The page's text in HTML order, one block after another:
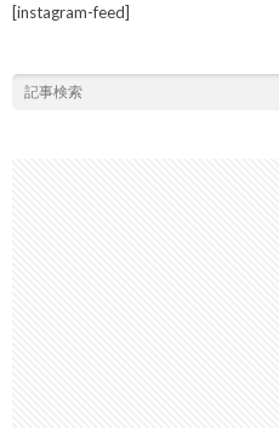
[instagram-feed]